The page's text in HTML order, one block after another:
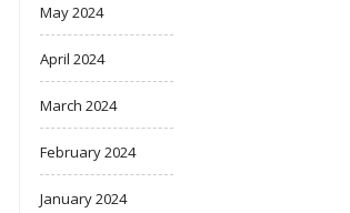
May 2024
April 2024
March 2024
February 2024
January 2024